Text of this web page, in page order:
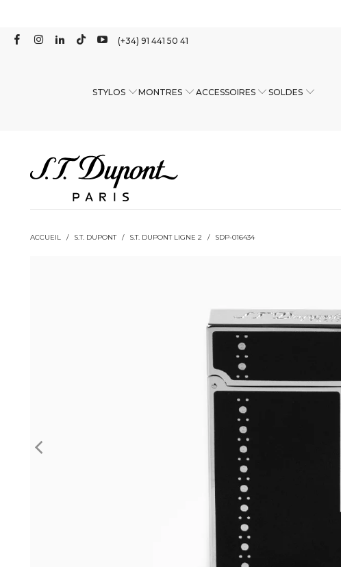
(+34) 91 441 50 41
STYLOS MONTRES ACCESSOIRES SOLDES
ACCUEIL / S.T. DUPONT / S.T. DUPONT LIGNE 2 / SDP-016434